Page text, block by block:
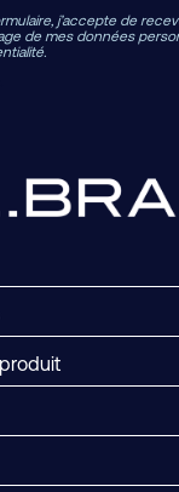
j’accepte de
de mes données